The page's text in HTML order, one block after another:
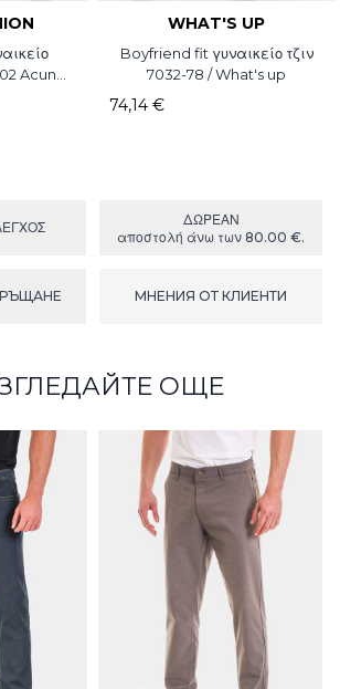
Acun
WHAT'S UP
Boyfriend fit γυναικείο τζιν
7032-78 / What's up
74,14 €
ΔΩΡΕΑΝ
αποστολή άνω των 80.00 €.
МНЕНИЯ ОТ КЛИЕНТИ
ОЩЕ